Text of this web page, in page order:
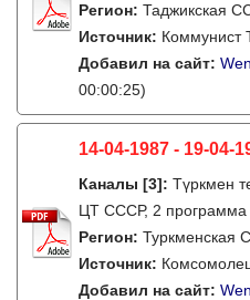
Регион: Таджикская
Источник: Коммунист
Добавил на сайт:
00:00:25)
14-04-1987 - 19-04-
Каналы [3]: Түркмен
ЦТ СССР, 2
Регион: Туркменская
Источник:
Добавил на сайт: